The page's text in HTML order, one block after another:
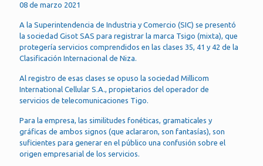
08 de marzo 2021
A la Superintendencia de Industria y Comercio (SIC) se presentó
la sociedad Gisot SAS para registrar la marca Tsigo (mixta), que
protegería servicios comprendidos en las clases 35, 41 y 42 de la
Clasificación Internacional de Niza.
Al registro de esas clases se opuso la sociedad Millicom
International Cellular S.A., propietarios del operador de
servicios de telecomunicaciones Tigo.
Para la empresa, las similitudes fonéticas, gramaticales y
gráficas de ambos signos (que aclararon, son fantasías), son
suficientes para generar en el público una confusión sobre el
origen empresarial de los servicios.